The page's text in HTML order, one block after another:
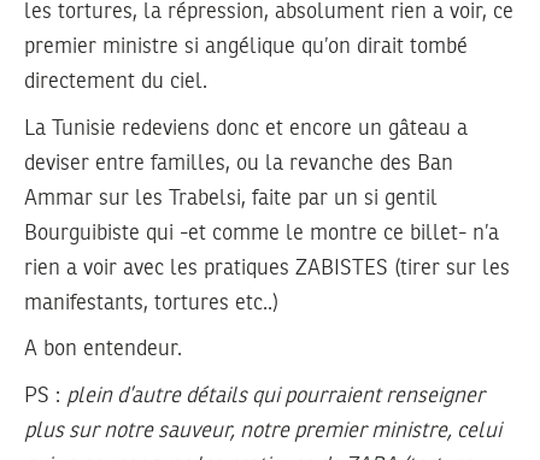
les tortures, la répression, absolument rien a voir, ce
premier ministre si angélique qu’on dirait tombé
directement du ciel.
La Tunisie redeviens donc et encore un gâteau a
deviser entre familles, ou la revanche des Ban
Ammar sur les Trabelsi, faite par un si gentil
Bourguibiste qui -et comme le montre ce billet- n’a
rien a voir avec les pratiques ZABISTES (tirer sur les
manifestants, tortures etc..)
A bon entendeur.
PS : plein d’autre détails qui pourraient renseigner
plus sur notre sauveur, notre premier ministre, celui